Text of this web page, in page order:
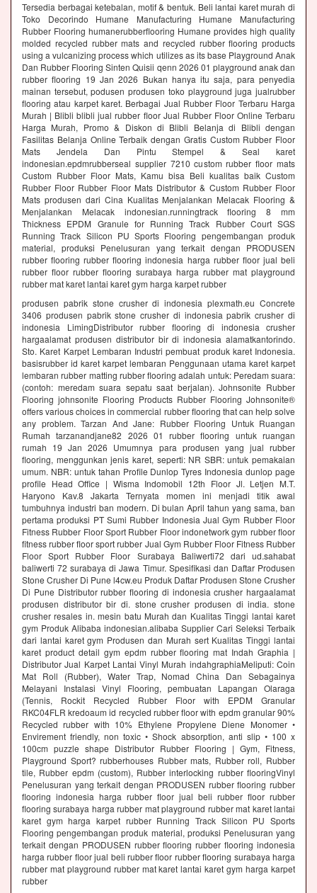
Tersedia berbagai ketebalan, motif & bentuk. Beli lantai karet murah di
Toko Decorindo Humane Manufacturing Humane Manufacturing
Rubber Flooring humanerubberflooring Humane provides high quality
molded recycled rubber mats and recycled rubber flooring products
using a vulcanizing process which utilizes as its base Playground Anak
Dan Rubber Flooring Sinten Quisii qenn 2026 01 playground anak dan
rubber flooring 19 Jan 2026 Bukan hanya itu saja, para penyedia
mainan tersebut, podusen produsen toko playground juga jualrubber
flooring atau karpet karet. Berbagai Jual Rubber Floor Terbaru Harga
Murah | Blibli blibli jual rubber floor Jual Rubber Floor Online Terbaru
Harga Murah, Promo & Diskon di Blibli Belanja di Blibli dengan
Fasilitas Belanja Online Terbaik dengan Gratis Custom Rubber Floor
Mats Jendela Dan Pintu Stempel & Seal karet
indonesian.epdmrubberseal supplier 7210 custom rubber floor mats
Custom Rubber Floor Mats, Kamu bisa Beli kualitas baik Custom
Rubber Floor Rubber Floor Mats Distributor & Custom Rubber Floor
Mats produsen dari Cina Kualitas Menjalankan Melacak Flooring &
Menjalankan Melacak indonesian.runningtrack flooring 8 mm
Thickness EPDM Granule for Running Track Rubber Court SGS
Running Track Silicon PU Sports Flooring pengembangan produk
material, produksi Penelusuran yang terkait dengan PRODUSEN
rubber flooring rubber flooring indonesia harga rubber floor jual beli
rubber floor rubber flooring surabaya harga rubber mat playground
rubber mat karet lantai karet gym harga karpet rubber
produsen pabrik stone crusher di indonesia plexmath.eu Concrete
3406 produsen pabrik stone crusher di indonesia pabrik crusher di
indonesia LimingDistributor rubber flooring di indonesia crusher
hargaalamat produsen distributor bir di indonesia alamatkantorindo.
Sto. Karet Karpet Lembaran Industri pembuat produk karet Indonesia.
basisrubber id karet karpet lembaran Penggunaan utama karet karpet
lembaran rubber matting rubber flooring adalah untuk: Peredam suara:
(contoh: meredam suara sepatu saat berjalan). Johnsonite Rubber
Flooring johnsonite Flooring Products Rubber Flooring Johnsonite®
offers various choices in commercial rubber flooring that can help solve
any problem. Tarzan And Jane: Rubber Flooring Untuk Ruangan
Rumah tarzanandjane82 2026 01 rubber flooring untuk ruangan
rumah 19 Jan 2026 Umumnya para produsen yang jual rubber
flooring, menggunkan jenis karet, seperti: NR SBR: untuk pemakaian
umum. NBR: untuk tahan Profile Dunlop Tyres Indonesia dunlop page
profile Head Office | Wisma Indomobil 12th Floor Jl. Letjen M.T.
Haryono Kav.8 Jakarta Ternyata momen ini menjadi titik awal
tumbuhnya industri ban modern. Di bulan April tahun yang sama, ban
pertama produksi PT Sumi Rubber Indonesia Jual Gym Rubber Floor
Fitness Rubber Floor Sport Rubber Floor indonetwork gym rubber floor
fitness rubber floor sport rubber Jual Gym Rubber Floor Fitness Rubber
Floor Sport Rubber Floor Surabaya Baliwerti72 dari ud.sahabat
baliwerti 72 surabaya di Jawa Timur. Spesifikasi dan Daftar Produsen
Stone Crusher Di Pune l4cw.eu Produk Daftar Produsen Stone Crusher
Di Pune Distributor rubber flooring di indonesia crusher hargaalamat
produsen distributor bir di. stone crusher produsen di india. stone
crusher resales in. mesin batu Murah dan Kualitas Tinggi lantai karet
gym Produk Alibaba indonesian.alibaba Supplier Cari Seleksi Terbaik
dari lantai karet gym Produsen dan Murah sert Kualitas Tinggi lantai
karet product detail gym epdm rubber flooring mat Indah Graphia |
Distributor Jual Karpet Lantai Vinyl Murah indahgraphiaMeliputi: Coin
Mat Roll (Rubber), Water Trap, Nomad China Dan Sebagainya
Melayani Instalasi Vinyl Flooring, pembuatan Lapangan Olaraga
(Tennis, Rockit Recycled Rubber Floor with EPDM Granular
RKC04FLR kredoaum id recycled rubber floor with epdm granular 90%
Recycled rubber with 10% Ethylene Propylene Diene Monomer •
Envirement friendly, non toxic • Shock absorption, anti slip • 100 x
100cm puzzle shape Distributor Rubber Flooring | Gym, Fitness,
Playground Sport? rubberhouses Rubber mats, Rubber roll, Rubber
tile, Rubber epdm (custom), Rubber interlocking rubber flooringVinyl
Penelusuran yang terkait dengan PRODUSEN rubber flooring rubber
flooring indonesia harga rubber floor jual beli rubber floor rubber
flooring surabaya harga rubber mat playground rubber mat karet lantai
karet gym harga karpet rubber Running Track Silicon PU Sports
Flooring pengembangan produk material, produksi Penelusuran yang
terkait dengan PRODUSEN rubber flooring rubber flooring indonesia
harga rubber floor jual beli rubber floor rubber flooring surabaya harga
rubber mat playground rubber mat karet lantai karet gym harga karpet
rubber